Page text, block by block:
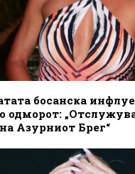
босанска
одморот:
Азурниот Брег“